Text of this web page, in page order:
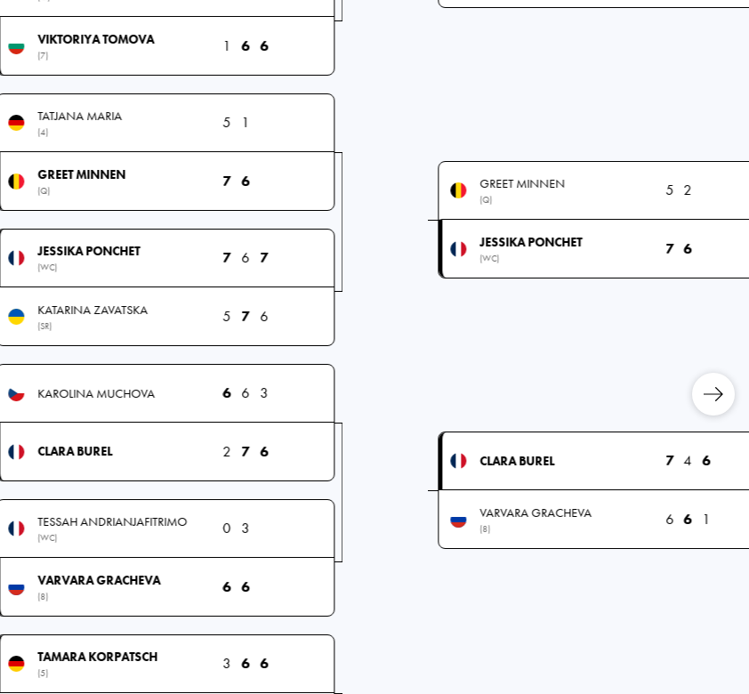
VIKTORIYA TOMOVA
(7)
1 6 6
TATJANA MARIA
(4)
5 1
GREET MINNEN
(Q)
7 6
JESSIKA PONCHET
(WC)
7 6 7
KATARINA ZAVATSKA
(SR)
5 7 6
KAROLINA MUCHOVA 6 6 3
CLARA BUREL 2 7 6
TESSAH ANDRIANJAFITRIMO
(WC)
0 3
VARVARA GRACHEVA
(8)
6 6
TAMARA KORPATSCH
(5)
3 6 6
GREET MINNEN
(Q)
5 2
JESSIKA PONCHET
(WC)
7 6
CLARA BUREL 7 4 6
VARVARA GRACHEVA
(8)
6 6 1